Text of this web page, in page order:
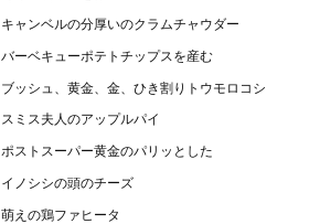
キャンベルの分厚いのクラムチャウダー
バーベキューポテトチップスを産む
ブッシュ、黄金、金、ひき割りトウモロコシ
スミス夫人のアップルパイ
ポストスーパー黄金のパリッとした
イノシシの頭のチーズ
萌えの鶏ファヒータ